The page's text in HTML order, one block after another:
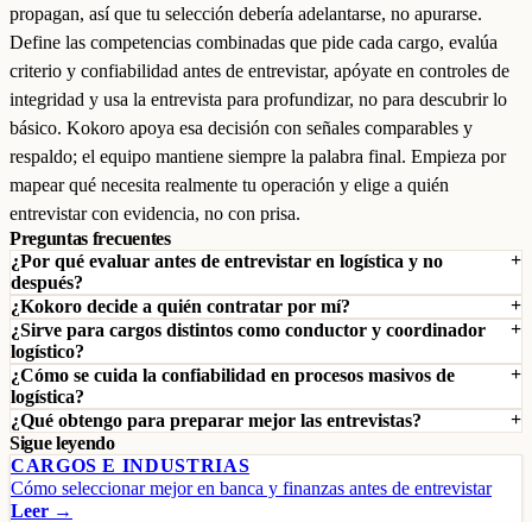
propagan, así que tu selección debería adelantarse, no apurarse.
Define las competencias combinadas que pide cada cargo, evalúa
criterio y confiabilidad antes de entrevistar, apóyate en controles de
integridad y usa la entrevista para profundizar, no para descubrir lo
básico. Kokoro apoya esa decisión con señales comparables y
respaldo; el equipo mantiene siempre la palabra final. Empieza por
mapear qué necesita realmente tu operación y elige a quién
entrevistar con evidencia, no con prisa.
Preguntas frecuentes
¿Por qué evaluar antes de entrevistar en logística y no
después?
¿Kokoro decide a quién contratar por mí?
¿Sirve para cargos distintos como conductor y coordinador
logístico?
¿Cómo se cuida la confiabilidad en procesos masivos de
logística?
¿Qué obtengo para preparar mejor las entrevistas?
Sigue leyendo
CARGOS E INDUSTRIAS
Cómo seleccionar mejor en banca y finanzas antes de entrevistar
Leer →